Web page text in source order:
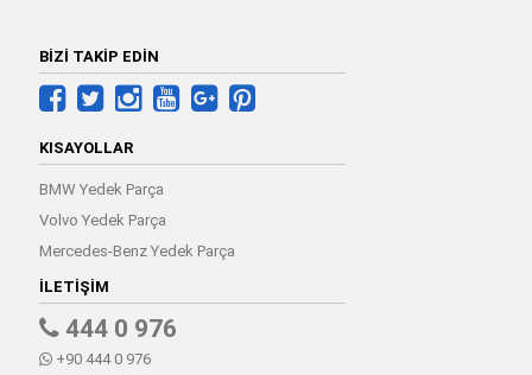
BİZİ TAKİP EDİN
KISAYOLLAR
BMW Yedek Parça
Volvo Yedek Parça
Mercedes-Benz Yedek Parça
İLETIŞIM
444 0 976
+90 444 0 976